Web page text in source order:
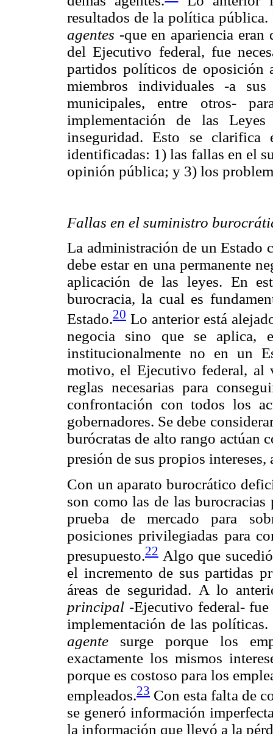
resultados de la política pública.
agentes -que en apariencia
del Ejecutivo federal, fue
partidos políticos de oposición
miembros individuales -a sus
municipales, entre otros-
implementación de las
inseguridad. Esto se
identificadas: 1) las fallas en el
opinión pública; y 3) los
Fallas en el suministro
La administración de un Estado
debe estar en una permanente
aplicación de las leyes. En
burocracia, la cual es
Estado.20 Lo anterior está
negocia sino que se aplica,
institucionalmente no en un
motivo, el Ejecutivo federal, al
reglas necesarias para
confrontación con todos los
gobernadores. Se debe
burócratas de alto rango actúan
presión de sus propios
Con un aparato burocrático
son como las de las
prueba de mercado para
posiciones privilegiadas para
presupuesto.22 Algo que
el incremento de sus partidas
áreas de seguridad. A lo
principal -Ejecutivo federal-
implementación de las
agente surge porque los
exactamente los mismos
porque es costoso para los
empleados.23 Con esta falta de
se generó información
la información que llevó a la